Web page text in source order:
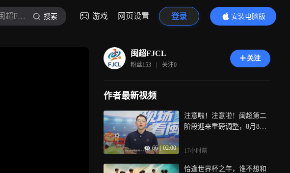
闽超FJCL 搜索 游戏 网页设置 登录
安装电脑版
内容更精彩
闽超FJCL
粉丝153 | 关注0
关注
作者最新视频
66 02:00
注意啦！注意啦！闽超第二
阶段迎来重磅调整，8月8日
17小时前
恰逢世界杯之年，谁不想和